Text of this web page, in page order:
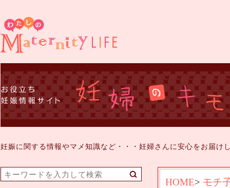
妊娠に関する情報やマメ知識など・・・妊婦さんに安心をお届け
HOME> モチ